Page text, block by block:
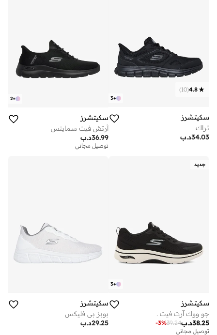
+
3
4.8
(
10
)
سكيتشرز
تراك
د.ب34.03
+
2
سكيتشرز
آرتش فيت سمايتس
د.ب36.99
توصيل مجاني
جديد
+
3
سكيتشرز
جو ووك آرت فيت .
د.ب38.25
39.24
-3%
توصيل مجاني
سكيتشرز
بوبز بي فليكس
د.ب29.25